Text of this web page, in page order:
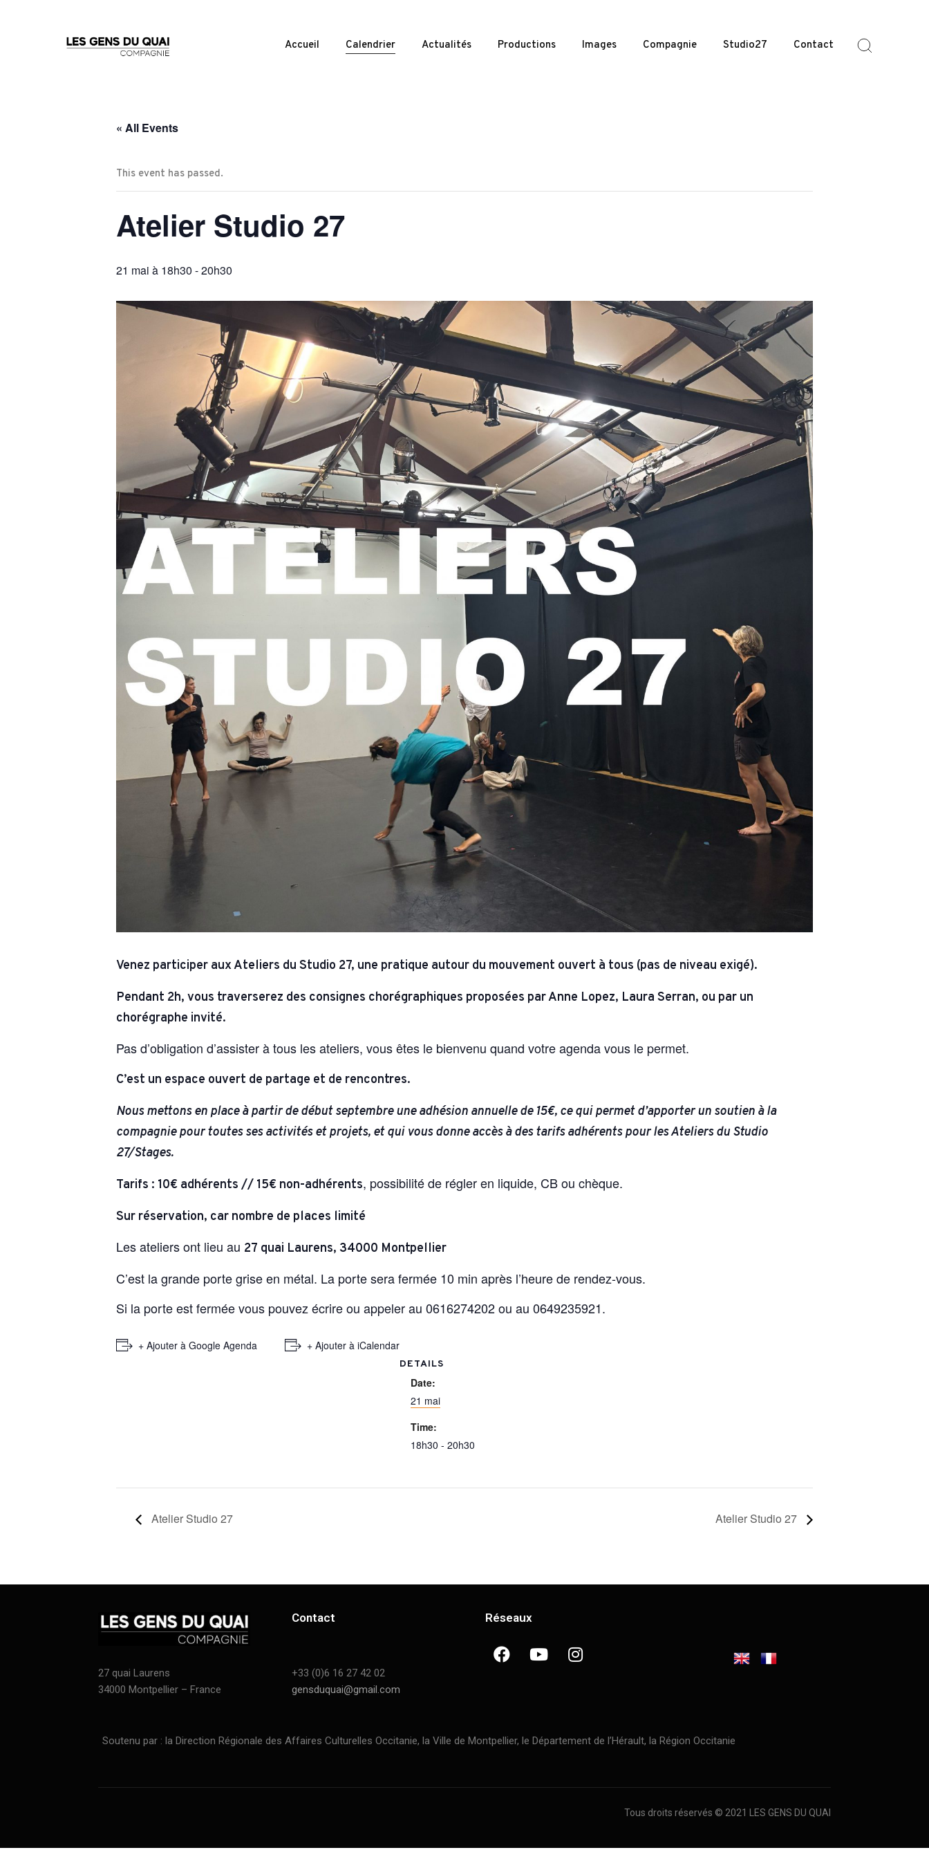
Accueil Calendrier Actualités Productions Images Compagnie Studio27 Contact
« All Events
This event has passed.
Atelier Studio 27
21 mai à 18h30 -20h30
Venez participer aux Ateliers du Studio 27, une pratique autour du mouvement ouvert à tous (pas de niveau exigé).
Pendant 2h, vous traverserez des consignes chorégraphiques proposées par Anne Lopez, Laura Serran, ou par un
chorégraphe invité.
Pas d’obligation d’assister à tous les ateliers, vous êtes le bienvenu quand votre agenda vous le permet.
C’est un espace ouvert de partage et de rencontres.
Nous mettons en place à partir de début septembre une adhésion annuelle de 15€, ce qui permet d’apporter un soutien à la
compagnie pour toutes ses activités et projets, et qui vous donne accès à des tarifs adhérents pour les Ateliers du Studio
27/Stages.
Tarifs : 10€ adhérents // 15€ non-adhérents, possibilité de régler en liquide, CB ou chèque.
Sur réservation, car nombre de places limité
Les ateliers ont lieu au 27 quai Laurens, 34000 Montpellier
C’est la grande porte grise en métal. La porte sera fermée 10 min après l’heure de rendez-vous.
Si la porte est fermée vous pouvez écrire ou appeler au 0616274202 ou au 0649235921.
+ Ajouter à Google Agenda + Ajouter à iCalendar
DETAILS
Date:
21 mai
Time:
18h30 - 20h30
Atelier Studio 27 Atelier Studio 27
27 quai Laurens
34000 Montpellier – France
Contact
+33 (0)6 16 27 42 02
gensduquai@gmail.com
Réseaux
Soutenu par : la Direction Régionale des Affaires Culturelles Occitanie, la Ville de Montpellier, le Département de l’Hérault, la Région Occitanie
Tous droits réservés © 2021 LES GENS DU QUAI